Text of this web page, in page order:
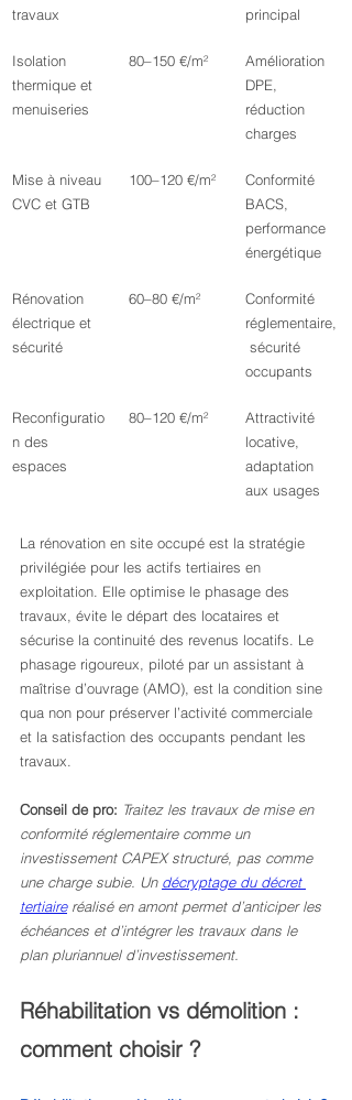
travaux
principal
Isolation
thermique et
menuiseries
80–150 €/m²
Amélioration
DPE,
réduction
charges
Mise à niveau
CVC et GTB
100–120 €/m²
Conformité
BACS,
performance
énergétique
Rénovation
électrique et
sécurité
60–80 €/m²
Conformité
réglementaire,
sécurité
occupants
Reconfiguratio
n des
espaces
80–120 €/m²
Attractivité
locative,
adaptation
aux usages
La rénovation en site occupé est la stratégie
privilégiée pour les actifs tertiaires en
exploitation. Elle optimise le phasage des
travaux, évite le départ des locataires et
sécurise la continuité des revenus locatifs. Le
phasage rigoureux, piloté par un assistant à
maîtrise d’ouvrage (AMO), est la condition sine
qua non pour préserver l’activité commerciale
et la satisfaction des occupants pendant les
travaux.
Conseil de pro: Traitez les travaux de mise en
conformité réglementaire comme un
investissement CAPEX structuré, pas comme
une charge subie. Un décryptage du décret
tertiaire réalisé en amont permet d’anticiper les
échéances et d’intégrer les travaux dans le
plan pluriannuel d’investissement.
Réhabilitation vs démolition :
comment choisir ?